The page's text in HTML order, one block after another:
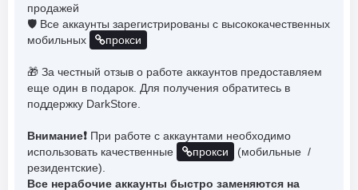
продажей
🛡️ Все аккаунты зарегистрированы с высококачественных
мобильных
прокси
🎁 За честный отзыв о работе аккаунтов предоставляем
еще один в подарок. Для получения обратитесь в
поддержку DarkStore.
Внимание❗️ При работе с аккаунтами необходимо
использовать качественные
прокси
(мобильные /
резидентские).
Все нерабочие аккаунты быстро заменяются на